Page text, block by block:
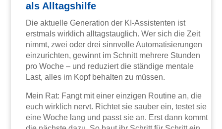
als Alltagshilfe
Die aktuelle Generation der KI-Assistenten ist
erstmals wirklich alltagstauglich. Wer sich die Zeit
nimmt, zwei oder drei sinnvolle Automatisierungen
einzurichten, gewinnt im Schnitt mehrere Stunden
pro Woche – und reduziert die ständige mentale
Last, alles im Kopf behalten zu müssen.
Mein Rat: Fangt mit einer einzigen Routine an, die
euch wirklich nervt. Richtet sie sauber ein, testet sie
eine Woche lang und passt sie an. Erst dann kommt